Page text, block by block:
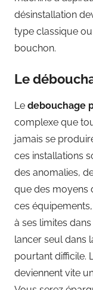
désinstallation
type classique
bouchon.
Le
Le debouchage
complexe que
jamais se
ces installations
des anomalies,
que des moyens
ces
à ses limites
lancer seul dans
pourtant difficile.
deviennent vite